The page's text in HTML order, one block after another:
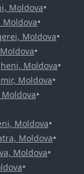
Moldova•
Moldova•
Moldova•
•
Moldova•
Moldova•
•
Moldova•
Moldova•
Moldova•
•